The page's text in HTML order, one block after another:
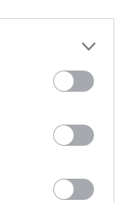
Így áll a